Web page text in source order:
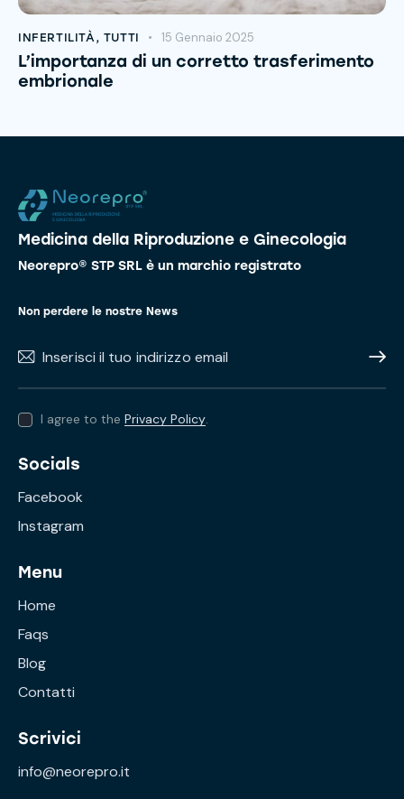
INFERTILITÀ, TUTTI 15 Gennaio 2025
L’importanza di un corretto trasferimento
embrionale
Medicina della Riproduzione e Ginecologia
Neorepro® STP SRL è un marchio registrato
Non perdere le nostre News
I agree to the Privacy Policy.
Socials
Facebook
Instagram
Menu
Home
Faqs
Blog
Contatti
Scrivici
info@neorepro.it